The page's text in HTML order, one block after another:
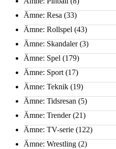
Ämne: Resa (33)
Ämne: Rollspel (43)
Ämne: Skandaler(3)
Ämne: Spel (179)
Ämne: Sport (17)
Ämne: Teknik (19)
Ämne: Tidsresan (5)
Ämne: Trender(21)
Ämne: TV-serie (122)
Ämne: Wrestling (2)